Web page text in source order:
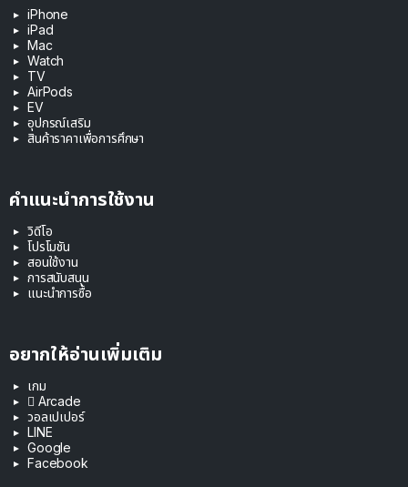
iPhone
iPad
Mac
Watch
TV
AirPods
EV
อุปกรณ์เสริม
สินค้าราคาเพื่อการศึกษา
คำแนะนำการใช้งาน
วิดีโอ
โปรโมชัน
สอนใช้งาน
การสนับสนุน
แนะนำการซื้อ
อยากให้อ่านเพิ่มเติม
เกม
 Arcade
วอลเปเปอร์
LINE
Google
Facebook